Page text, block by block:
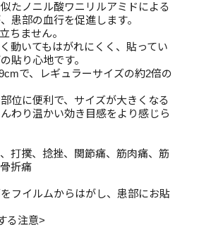
たノニル酸ワニリルアミドによる
患部の血行を促進します。
ちません。
動いてもはがれにくく、貼ってい
貼り心地です。
で、レギュラーサイズの約2倍の
位に便利で、サイズが大きくなる
わり温かい効き目感をより感じら
打撲、捻挫、関節痛、筋肉痛、筋
折痛
フイルムからはがし、患部にお貼
る注意>